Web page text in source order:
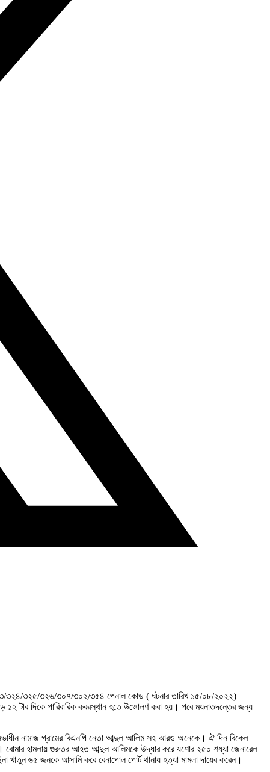
৩২৪/৩২৫/৩২৬/৩০৭/৩০২/৩৫৪ পেনাল কোড ( ঘটনার তারিখ ১৫/০৮/২০২২)
১২ টার দিকে পারিবারিক কবরস্থান হতে উওোলণ করা হয়। পরে ময়নাতদন্তের জন্য
নামাজ গ্রামের বিএনপি নেতা আব্দুল আলিম সহ আরও অনেকে। ঐ দিন বিকেল
বোমার হামলায় গুরুতর আহত আব্দুল আলিমকে উদ্ধার করে যশোর ২৫০ শয্যা জেনারেল
খাতুন ৬৫ জনকে আসামি করে বেনাপোল পোর্ট থানায় হত্যা মামলা দায়ের করেন।